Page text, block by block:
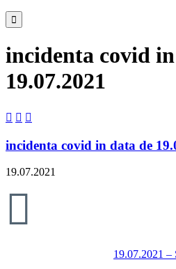

incidenta covid
19.07.2021
  
incidenta covid in data de
19.07.2021

19.07.2021 –